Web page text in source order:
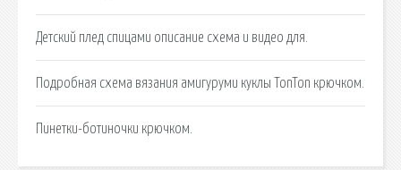
Детский плед спицами описание схема и видео для.
Подробная схема вязания амигуруми куклы TonTon крючком.
Пинетки-ботиночки крючком.